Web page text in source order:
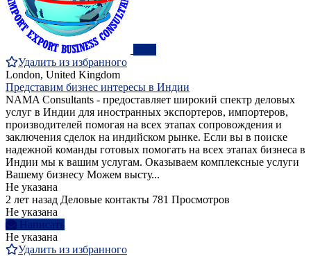
Удалить из избранного
London, United Kingdom
Представим бизнес интересы в Индии
NAMA Consultants - предоставляет широкий спектр деловых
услуг в Индии для иностранных экспортеров, импортеров,
производителей помогая на всех этапах сопровождения и
заключения сделок на индийском рынке. Если вы в поиске
надежной команды готовых помогать на всех этапах бизнеса в
Индии мы к вашим услугам. Оказываем комплексные услуги
Вашему бизнесу Можем высту...
Не указана
2 лет назад Деловые контакты 781 Просмотров
Не указана
Написать
Не указана
Удалить из избранного